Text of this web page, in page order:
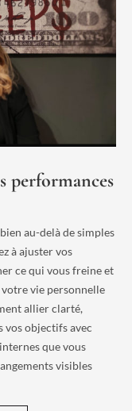
performances
au-delà de simples
à ajuster vos
ce qui vous freine et
vie personnelle
allier clarté,
objectifs avec
que vous
visibles